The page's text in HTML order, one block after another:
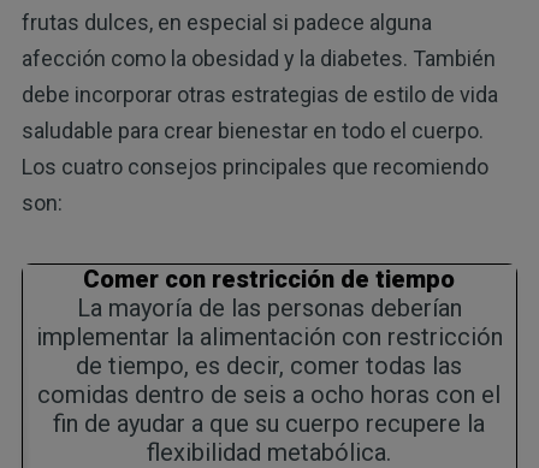
frutas dulces, en especial si padece alguna
afección como la obesidad y la diabetes. También
debe incorporar otras estrategias de estilo de vida
saludable para crear bienestar en todo el cuerpo.
Los cuatro consejos principales que recomiendo
son:
Comer con restricción de tiempo
La mayoría de las personas deberían
implementar la alimentación con restricción
de tiempo, es decir, comer todas las
comidas dentro de seis a ocho horas con el
fin de ayudar a que su cuerpo recupere la
flexibilidad metabólica.